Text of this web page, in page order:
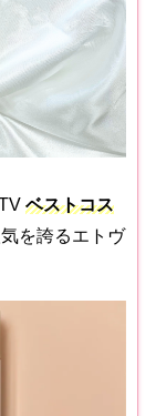
ベストコス
を誇るエトヴ